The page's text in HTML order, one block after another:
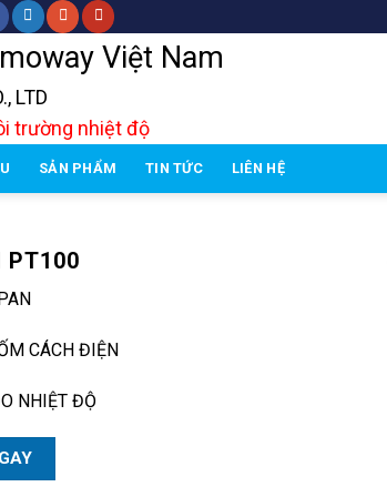
Việt Nam
LTD
trường nhiệt độ
SẢN PHẨM TIN TỨC LIÊN HỆ
PT100
CÁCH ĐIỆN
NHIỆT ĐỘ